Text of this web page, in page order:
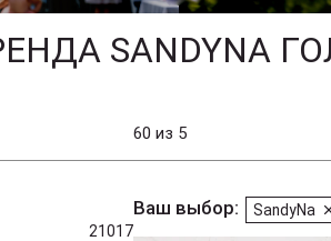
SANDYNA
60 из 5
21017
Ваш выбор: SandyNa